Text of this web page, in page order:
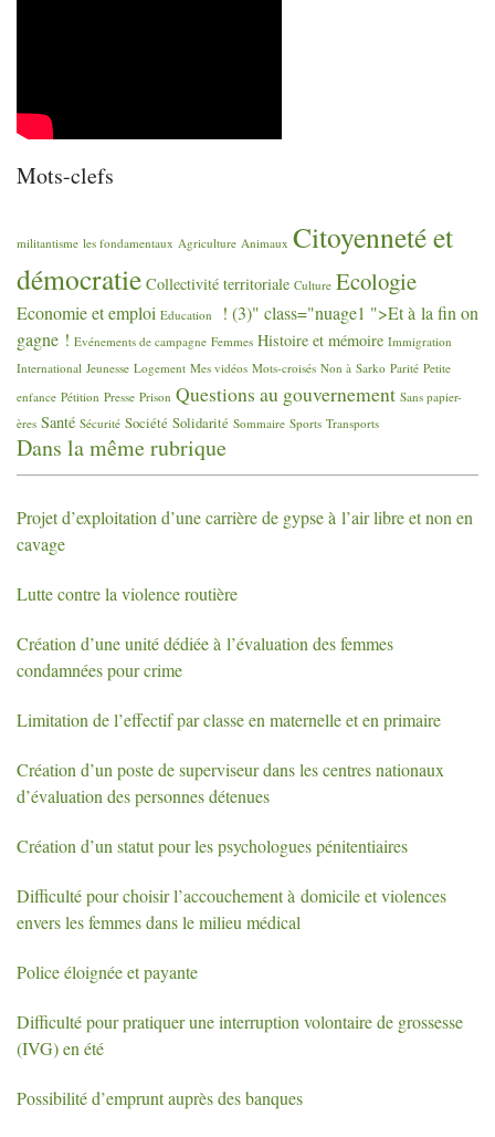
Mots-clefs
militantisme les fondamentaux Agriculture Animaux Citoyenneté et
démocratie Collectivité territoriale Culture Ecologie
Economie et emploi Education
! (3)" class="nuage1 ">Et à la fin on
gagne ! Evénements de campagne Femmes Histoire et mémoire Immigration
International Jeunesse Logement Mes vidéos Mots-croisés Non à Sarko Parité Petite
enfance Pétition Presse Prison Questions au gouvernement Sans papier-
ères Santé Sécurité Société Solidarité Sommaire Sports Transports
Dans la même rubrique
Projet d’exploitation d’une carrière de gypse à l’air libre et non en
cavage
Lutte contre la violence routière
Création d’une unité dédiée à l’évaluation des femmes
condamnées pour crime
Limitation de l’effectif par classe en maternelle et en primaire
Création d’un poste de superviseur dans les centres nationaux
d’évaluation des personnes détenues
Création d’un statut pour les psychologues pénitentiaires
Difficulté pour choisir l’accouchement à domicile et violences
envers les femmes dans le milieu médical
Police éloignée et payante
Difficulté pour pratiquer une interruption volontaire de grossesse
(IVG) en été
Possibilité d’emprunt auprès des banques